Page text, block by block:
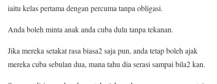
iaitu kelas pertama dengan percuma tanpa obligasi.
Anda boleh minta anak anda cuba dulu tanpa tekanan.
Jika mereka setakat rasa biasa2 saja pun, anda tetap boleh ajak
mereka cuba sebulan dua, mana tahu dia serasi sampai bila2 kan.